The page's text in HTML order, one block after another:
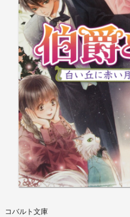
コバルト文庫